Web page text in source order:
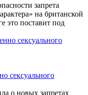
запрета
на британской
это поставит под
сексуального
о новых запретах